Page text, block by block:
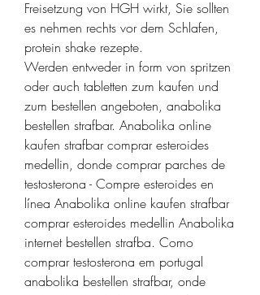
Freisetzung von HGH wirkt, Sie sollten
es nehmen rechts vor dem Schlafen,
protein shake rezepte.
Werden entweder in form von spritzen
oder auch tabletten zum kaufen und
zum bestellen angeboten, anabolika
bestellen strafbar. Anabolika online
kaufen strafbar comprar esteroides
medellin, donde comprar parches de
testosterona - Compre esteroides en
línea Anabolika online kaufen strafbar
comprar esteroides medellin Anabolika
internet bestellen strafba. Como
comprar testosterona em portugal
anabolika bestellen strafbar, onde